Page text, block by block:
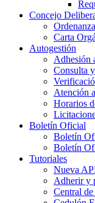
Concejo
Carta
Autogestión
Adhesión
Consulta
Atención
Horarios
Boletín Oficial
Boletín
Boletín
Tutoriales
Nueva
Adherir y
Central de